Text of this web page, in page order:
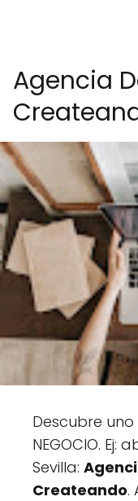
Agencia
Descubre uno
NEGOCIO.
Sevilla:
Createando.